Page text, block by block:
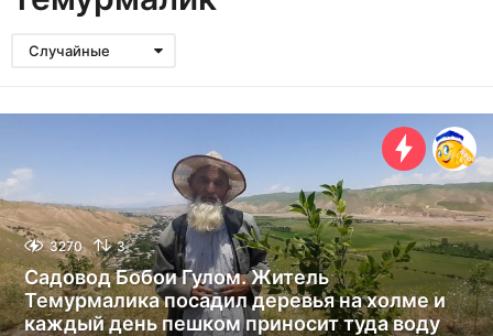
Случайные
3270 3
Садовод Бобои Гулом. Житель
Темурмалика посадил деревья на холме и
каждый день пешком приносит туда воду